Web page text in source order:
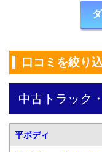
口コミを絞り
中古トラック
平ボディ